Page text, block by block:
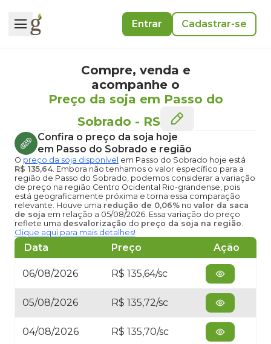
Entrar Cadastrar-se
Compre, venda e
acompanhe o
Preço da soja em Passo do
Sobrado - RS
Confira o preço da soja hoje
em Passo do Sobrado e região
O preço da soja disponível em Passo do Sobrado hoje está
R$ 135,64. Embora não tenhamos o valor específico para a
região de Passo do Sobrado, podemos considerar a variação
de preço na região Centro Ocidental Rio-grandense, pois
está geograficamente próxima e torna essa comparação
relevante. Houve uma redução de 0,06% no valor da saca
de soja em relação a 05/08/2026. Essa variação do preço
reflete uma desvalorização do preço da soja na região.
Clique aqui para mais detalhes!
Data Preço Ação
06/08/2026 R$ 135,64/sc
05/08/2026 R$ 135,72/sc
04/08/2026 R$ 135,70/sc